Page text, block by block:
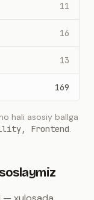
11
16
13
169
hali asosiy ballga
Frontend.